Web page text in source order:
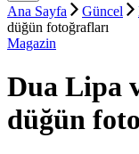
Ana Sayfa Güncel
düğün fotoğrafları
Magazin
Dua Lipa
düğün